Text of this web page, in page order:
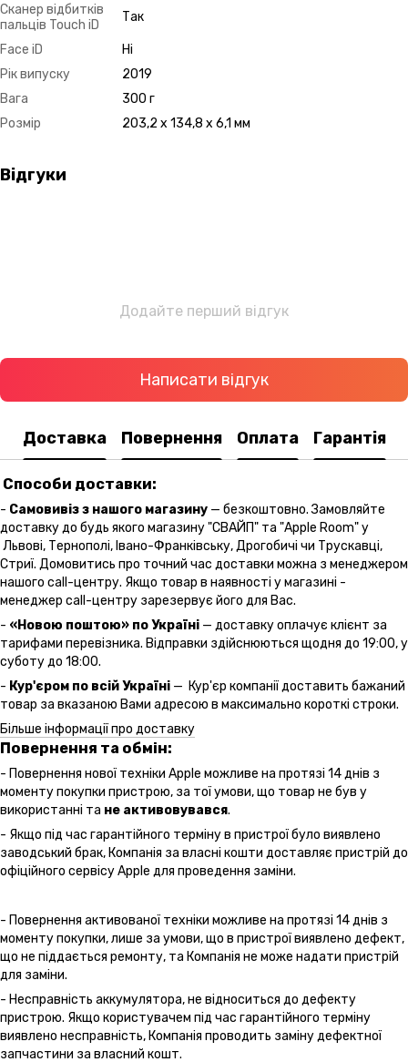
Сканер відбитків
пальців Touch iD
Так
Face iD
Ні
Рік випуску
2019
Вага
300 г
Розмір
203,2 x 134,8 x 6,1 мм
Відгуки
Додайте перший відгук
Написати відгук
Доставка Повернення Оплата Гарантія
Способи доставки:
- Самовивіз з нашого магазину — безкоштовно. Замовляйте
доставку до будь якого магазину "СВАЙП" та "Apple Room" у
Львові, Тернополі, Івано-Франківську, Дрогобичі чи Трускавці,
Стриї. Домовитись про точний час доставки можна з менеджером
нашого call-центру. Якщо товар в наявності у магазині -
менеджер call-центру зарезервує його для Вас.
- «Новою поштою» по Україні — доставку оплачує клієнт за
тарифами перевізника. Відправки здійснюються щодня до 19:00, у
суботу до 18:00.
- Кур'єром по всій Україні — Кур'єр компанії доставить бажаний
товар за вказаною Вами адресою в максимально короткі строки.
Більше інформації про доставку
Повернення та обмін:
- Повернення нової техніки Apple можливе на протязі 14 днів з
моменту покупки пристрою, за тої умови, що товар не був у
використанні та не активовувався.
- Якщо під час гарантійного терміну в пристрої було виявлено
заводський брак, Компанія за власні кошти доставляє пристрій до
офіційного сервісу Apple для проведення заміни.
- Повернення активованої техніки можливе на протязі 14 днів з
моменту покупки, лише за умови, що в пристрої виявлено дефект,
що не піддається ремонту, та Компанія не може надати пристрій
для заміни.
- Несправність аккумулятора, не відноситься до дефекту
пристрою. Якщо користувачем під час гарантійного терміну
виявлено несправність, Компанія проводить заміну дефектної
запчастини за власний кошт.